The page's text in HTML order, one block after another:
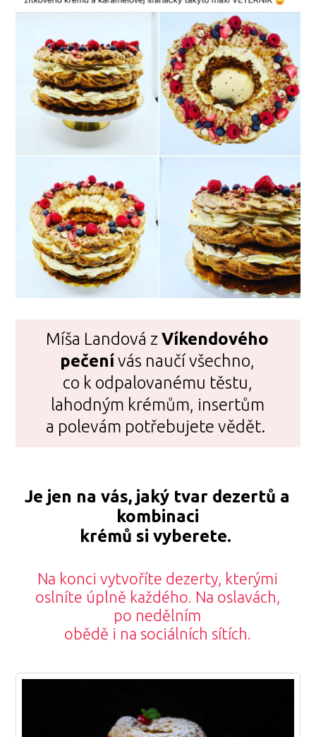
Míša Landová zVíkendového
pečenívás naučí všechno,
co k odpalovanému těstu,
lahodným krémům, insertům
a polevám potřebujete vědět.
Je jen na vás, jaký tvar dezertů a
kombinaci
krémů si vyberete.
Na konci vytvoříte dezerty, kterými
oslníte úplně každého. Na oslavách,
po nedělním
obědě i na sociálních sítích.